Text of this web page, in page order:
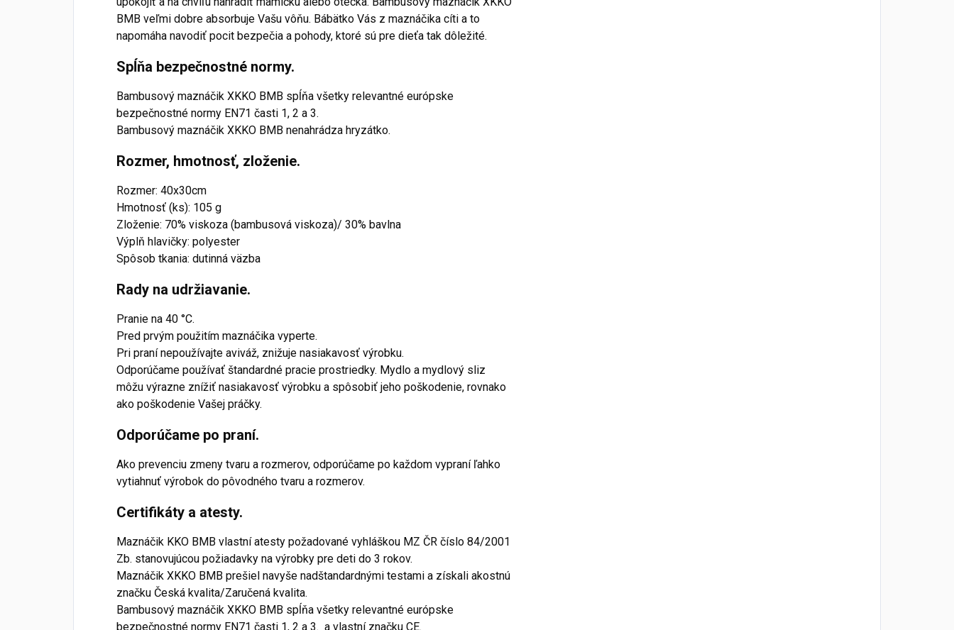
BMB veľmi dobre absorbuje Vašu vôňu. Bábätko Vás z maznáčika cíti a to
napomáha navodiť pocit bezpečia a pohody, ktoré sú pre dieťa tak dôležité.
Spĺňa bezpečnostné normy.
Bambusový maznáčik XKKO BMB spĺňa všetky relevantné európske
bezpečnostné normy EN71 časti 1, 2 a 3.
Bambusový maznáčik XKKO BMB nenahrádza hryzátko.
Rozmer, hmotnosť, zloženie.
Rozmer: 40x30cm
Hmotnosť (ks): 105 g
Zloženie: 70% viskoza (bambusová viskoza)/ 30% bavlna
Výplň hlavičky: polyester
Spôsob tkania: dutinná väzba
Rady na udržiavanie.
Pranie na 40 °C.
Pred prvým použitím maznáčika vyperte.
Pri praní nepoužívajte aviváž, znižuje nasiakavosť výrobku.
Odporúčame používať štandardné pracie prostriedky. Mydlo a mydlový sliz
môžu výrazne znížiť nasiakavosť výrobku a spôsobiť jeho poškodenie, rovnako
ako poškodenie Vašej práčky.
Odporúčame po praní.
Ako prevenciu zmeny tvaru a rozmerov, odporúčame po každom vypraní ľahko
vytiahnuť výrobok do pôvodného tvaru a rozmerov.
Certifikáty a atesty.
Maznáčik KKO BMB vlastní atesty požadované vyhláškou MZ ČR číslo 84/2001
Zb. stanovujúcou požiadavky na výrobky pre deti do 3 rokov.
Maznáčik XKKO BMB prešiel navyše nadštandardnými testami a získali akostnú
značku Česká kvalita/Zaručená kvalita.
Bambusový maznáčik XKKO BMB spĺňa všetky relevantné európske
bezpečnostné normy EN71 časti 1, 2 a 3. a vlastní značku CE.